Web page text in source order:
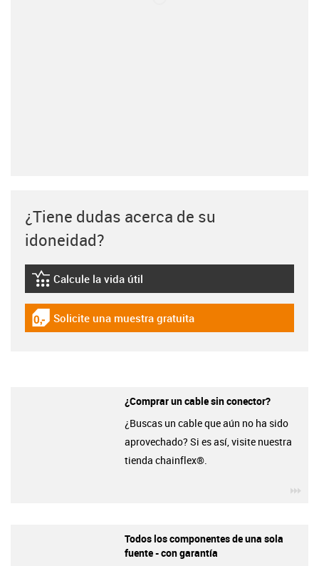
¿Tiene dudas acerca de su
idoneidad?
igus-icon-lebensdauerrechner
Calcule la vida útil
igus-icon-gratismuster
Solicite una muestra gratuita
¿Comprar un cable sin conector?
¿Buscas un cable que aún no ha sido
aprovechado? Si es así, visite nuestra
tienda chainflex®.
Todos los componentes de una sola
fuente - con garantía